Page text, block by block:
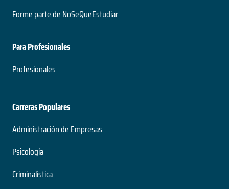
Forme parte de NoSeQueEstudiar
Para Profesionales
Profesionales
Carreras Populares
Administración de Empresas
Psicología
Criminalística